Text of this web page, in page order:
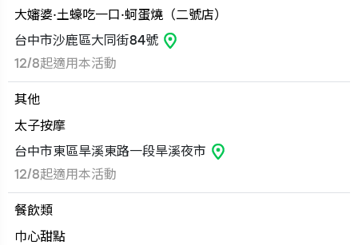
大嬸婆·土蠔吃一口·蚵蛋燒（二號店）
台中市沙鹿區大同街84號
12/8起適用本活動
其他
太子按摩
台中市東區旱溪東路一段旱溪夜市
12/8起適用本活動
餐飲類
巾心甜點